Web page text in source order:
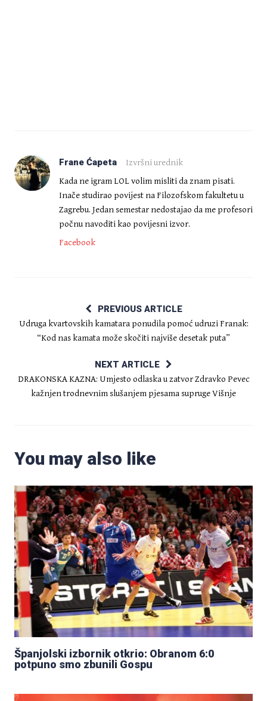
Frane Ćapeta
Izvršni urednik
Kada ne igram LOL volim misliti da znam pisati.
Inače studirao povijest na Filozofskom fakultetu u
Zagrebu. Jedan semestar nedostajao da me profesori
počnu navoditi kao povijesni izvor.
Facebook
PREVIOUS ARTICLE
Udruga kvartovskih kamatara ponudila pomoć udruzi Franak:
“Kod nas kamata može skočiti najviše desetak puta”
NEXT ARTICLE
DRAKONSKA KAZNA: Umjesto odlaska u zatvor Zdravko Pevec
kažnjen trodnevnim slušanjem pjesama supruge Višnje
You may also like
Španjolski izbornik otkrio: Obranom 6:0
potpuno smo zbunili Gospu